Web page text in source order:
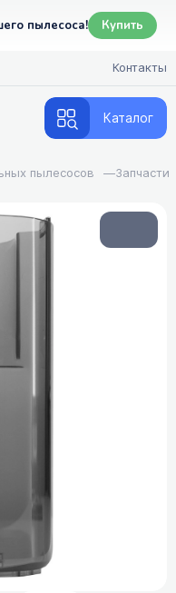
пылесоса! Купить
Контакты
Каталог
пылесосов —Запчасти